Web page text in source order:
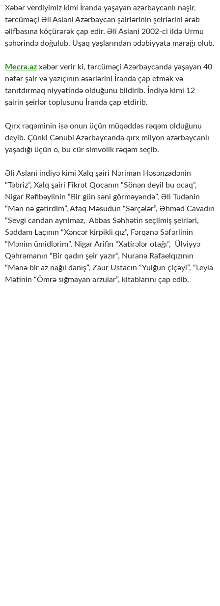
Xəbər verdiyimiz kimi İranda yaşayan azərbaycanlı naşir,
tərcüməçi Əli Aslani Azərbaycan şairlərinin şeirlərini ərəb
əlifbasına köçürərək çap edir. Əli Aslani 2002-ci ildə Urmu
şəhərində doğulub. Uşaq yaşlarından ədəbiyyata marağı olub.
Mecra.az xəbər verir ki, tərcüməçi Azərbaycanda yaşayan 40
nəfər şair və yazıçının əsərlərini İranda çap etmək və
tanıtdırmaq niyyətində olduğunu bildirib. İndiyə kimi 12
şairin şeirlər toplusunu İranda çap etdirib.
Qırx rəqəminin isə onun üçün müqəddəs rəqəm olduğunu
deyib. Çünki Cənubi Azərbaycanda qırx milyon azərbaycanlı
yaşadığı üçün o, bu cür simvolik rəqəm seçib.
Əli Aslani indiyə kimi Xalq şairi Nəriman Həsənzadənin
“Təbriz”, Xalq şairi Fikrət Qocanın “Sönən deyil bu ocaq”,
Nigar Rəfibəylinin “Bir gün səni görməyəndə”, Əli Tudənin
“Mən nə gətirdim”, Afaq Məsudun “Sərçələr”, Əhməd Cavadın
“Sevgi candan ayrılmaz, Abbas Səhhətin seçilmiş şeirləri,
Səddam Laçının “Xəncər kirpikli qız”, Fərqanə Səfərlinin
“Mənim ümidlərim”, Nigar Arifin “Xatirələr otağı”, Ülviyyə
Qəhrəmanın “Bir qadın şeir yazır”, Nuranə Rafaelqızının
“Mənə bir az nağıl danış”, Zaur Ustacın “Yulğun çiçəyi”, “Leyla
Mətinin “Ömrə sığmayan arzular”, kitablarını çap edib.